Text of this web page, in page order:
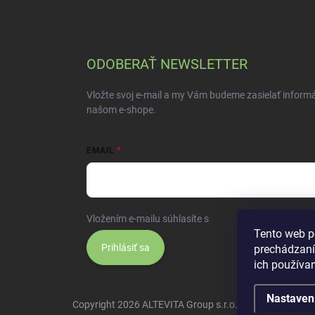
Tento web
ich
ODOBERAŤ NEWSLETTER
Vložte svoj e-mail a my Vám budeme zasielať
našom e-shope.
EMAIL
Vložením e-mailu súhlasíte s
Prihlásiť sa
Copyright 2026 ALTEVITA Group s.r.o., life - health -